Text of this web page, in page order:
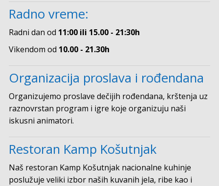
Radno vreme:
Radni dan od 11:00 ili 15.00 - 21:30h
Vikendom od 10.00 - 21.30h
Organizacija proslava i rođendana
Organizujemo proslave dečijih rođendana, krštenja uz
raznovrstan program i igre koje organizuju naši
iskusni animatori.
Restoran Kamp Košutnjak
Naš restoran Kamp Košutnjak nacionalne kuhinje
poslužuje veliki izbor naših kuvanih jela, ribe kao i